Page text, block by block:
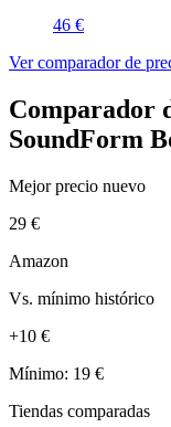
46 €
Ver comparador de
Comparador
SoundForm
Mejor precio nuevo
29 €
Amazon
Vs. mínimo histórico
+10 €
Mínimo: 19 €
Tiendas comparadas